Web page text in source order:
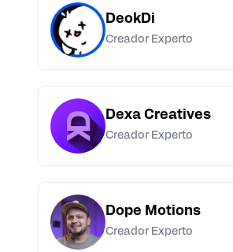
DeokDi
Creador Experto
Dexa Creatives
Creador Experto
Dope Motions
Creador Experto